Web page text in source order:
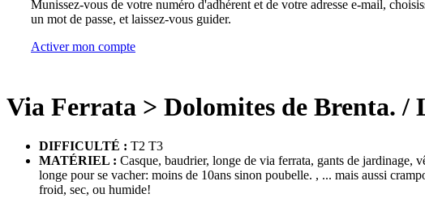
Munissez-vous de votre numéro d'adhérent et de votre adresse e-mail,
un mot de passe, et laissez-vous guider.
Activer mon compte
Via Ferrata > Dolomites de Brenta. /
DIFFICULTÉ : T2 T3
MATÉRIEL : Casque, baudrier, longe de via ferrata, gants de jardinage,
longe pour se vacher: moins de 10ans sinon poubelle. , ... mais aussi
froid, sec, ou humide!